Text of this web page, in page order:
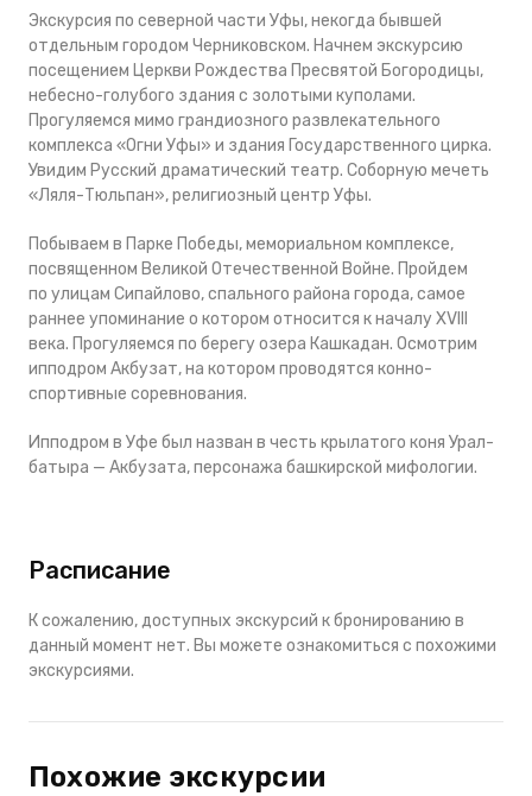
Экскурсия по северной части Уфы, некогда бывшей
отдельным городом Черниковском. Начнем экскурсию
посещением Церкви Рождества Пресвятой Богородицы,
небесно-голубого здания с золотыми куполами.
Прогуляемся мимо грандиозного развлекательного
комплекса «Огни Уфы» и здания Государственного цирка.
Увидим Русский драматический театр. Соборную мечеть
«Ляля-Тюльпан», религиозный центр Уфы.
Побываем в Парке Победы, мемориальном комплексе,
посвященном Великой Отечественной Войне. Пройдем
по улицам Сипайлово, спального района города, самое
раннее упоминание о котором относится к началу XVIII
века. Прогуляемся по берегу озера Кашкадан. Осмотрим
ипподром Акбузат, на котором проводятся конно-
спортивные соревнования.
Ипподром в Уфе был назван в честь крылатого коня Урал-
батыра — Акбузата, персонажа башкирской мифологии.
Расписание
К сожалению, доступных экскурсий к бронированию в
данный момент нет. Вы можете ознакомиться с похожими
экскурсиями.
Похожие экскурсии